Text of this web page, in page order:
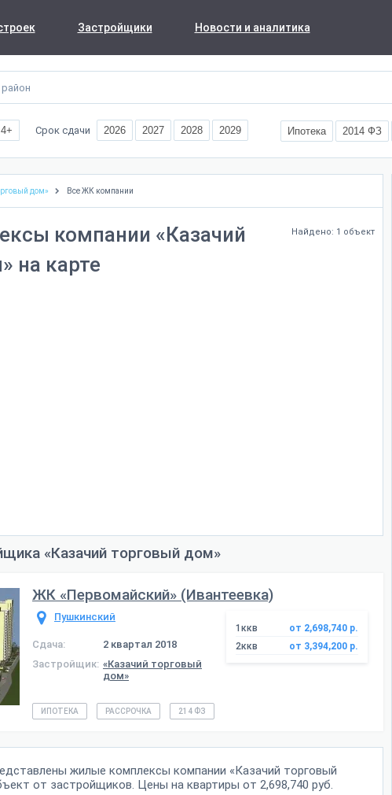
Застройщики Новости и аналитика
4+ Срок сдачи 2026 2027 2028 2029 Ипотека 2014 ФЗ
дом» Все ЖК компании
Найдено: 1 объект
компании «Казачий
на карте
«Казачий торговый дом»
ЖК «Первомайский» (Ивантеевка)
Пушкинский
Сдача:
2 квартал 2018
Застройщик: «Казачий торговый
дом»
1ккв
от 2,698,740 р.
2ккв
от 3,394,200 р.
ИПОТЕКА РАССРОЧКА 214 ФЗ
жилые комплексы компании «Казачий торговый
от застройщиков. Цены на квартиры от 2,698,740 руб.